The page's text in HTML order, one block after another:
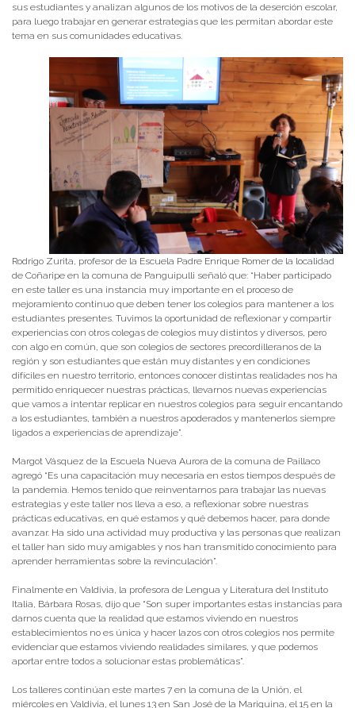
sus estudiantes y analizan algunos de los motivos de la deserción escolar,
para luego trabajar en generar estrategias que les permitan abordar este
tema en sus comunidades educativas.
Rodrigo Zurita, profesor de la Escuela Padre Enrique Romer de la localidad
de Coñaripe en la comuna de Panguipulli señaló que: “Haber participado
en este taller es una instancia muy importante en el proceso de
mejoramiento continuo que deben tener los colegios para mantener a los
estudiantes presentes. Tuvimos la oportunidad de reflexionar y compartir
experiencias con otros colegas de colegios muy distintos y diversos, pero
con algo en común, que son colegios de sectores precordilleranos de la
región y son estudiantes que están muy distantes y en condiciones
difíciles en nuestro territorio, entonces conocer distintas realidades nos ha
permitido enriquecer nuestras prácticas, llevarnos nuevas experiencias
que vamos a intentar replicar en nuestros colegios para seguir encantando
a los estudiantes, también a nuestros apoderados y mantenerlos siempre
ligados a experiencias de aprendizaje”.
Margot Vásquez de la Escuela Nueva Aurora de la comuna de Paillaco
agregó “Es una capacitación muy necesaria en estos tiempos después de
la pandemia. Hemos tenido que reinventarnos para trabajar las nuevas
estrategias y este taller nos lleva a eso, a reflexionar sobre nuestras
prácticas educativas, en qué estamos y qué debemos hacer, para donde
avanzar. Ha sido una actividad muy productiva y las personas que realizan
el taller han sido muy amigables y nos han transmitido conocimiento para
aprender herramientas sobre la revinculación”.
Finalmente en Valdivia, la profesora de Lengua y Literatura del Instituto
Italia, Bárbara Rosas, dijo que “Son super importantes estas instancias para
darnos cuenta que la realidad que estamos viviendo en nuestros
establecimientos no es única y hacer lazos con otros colegios nos permite
evidenciar que estamos viviendo realidades similares, y que podemos
aportar entre todos a solucionar estas problemáticas”.
Los talleres continúan este martes 7 en la comuna de la Unión, el
miércoles en Valdivia, el lunes 13 en San José de la Mariquina, el 15 en la